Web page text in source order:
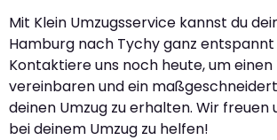
Mit Klein Umzugsservice kannst du
Hamburg nach Tychy ganz entspannt
Kontaktiere uns noch heute, um einen
vereinbaren und ein
deinen Umzug zu erhalten. Wir freuen
bei deinem Umzug zu helfen!